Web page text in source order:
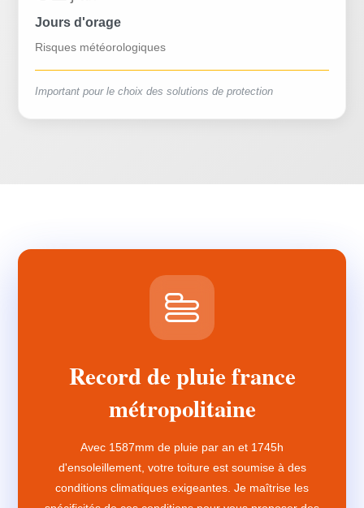
Jours d'orage
Risques météorologiques
Important pour le choix des solutions de protection
Record de pluie france
métropolitaine
Avec 1587mm de pluie par an et 1745h
d'ensoleillement, votre toiture est soumise à des
conditions climatiques exigeantes. Je maîtrise les